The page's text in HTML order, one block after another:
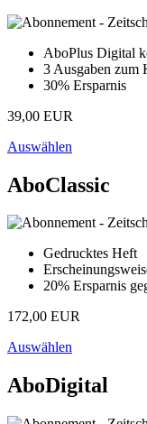
AboPlus Digital
3 Ausgaben zum
30% Ersparnis
39,00 EUR
Auswählen
AboClassic
Gedrucktes Heft
20% Ersparnis
172,00 EUR
Auswählen
AboDigital